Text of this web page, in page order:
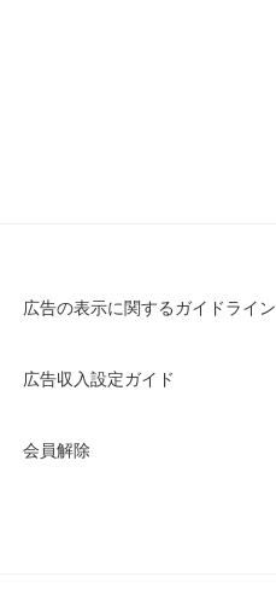
広告の表示に関するガイドライン
広告収入設定ガイド
会員解除